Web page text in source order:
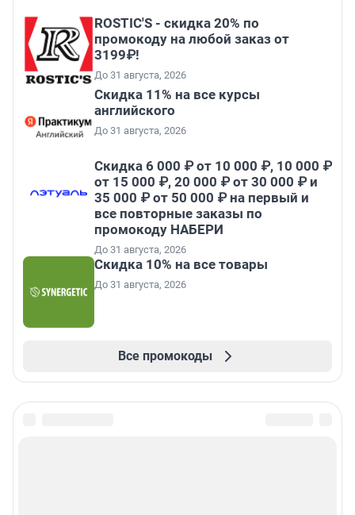
ROSTIC'S - скидка 20% по
промокоду на любой заказ от
3199₽!
До 31 августа, 2026
Скидка 11% на все курсы
английского
До 31 августа, 2026
Скидка 6 000 ₽ от 10 000 ₽, 10 000 ₽
от 15 000 ₽, 20 000 ₽ от 30 000 ₽ и
35 000 ₽ от 50 000 ₽ на первый и
все повторные заказы по
промокоду НАБЕРИ
До 31 августа, 2026
Скидка 10% на все товары
До 31 августа, 2026
Все промокоды